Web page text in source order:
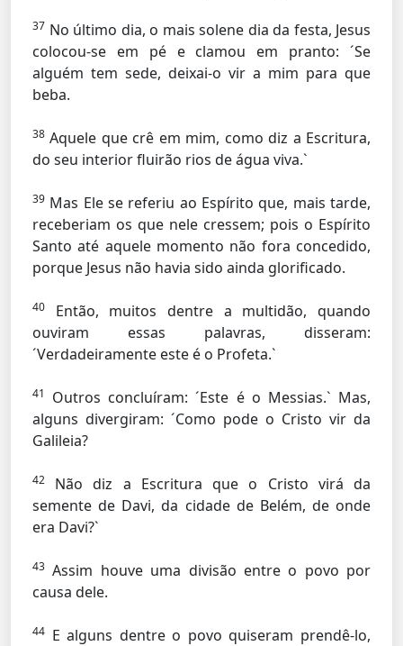
37 No último dia, o mais solene dia da festa, Jesus
colocou-se em pé e clamou em pranto: ´Se
alguém tem sede, deixai-o vir a mim para que
beba.
38 Aquele que crê em mim, como diz a Escritura,
do seu interior fluirão rios de água viva.`
39 Mas Ele se referiu ao Espírito que, mais tarde,
receberiam os que nele cressem; pois o Espírito
Santo até aquele momento não fora concedido,
porque Jesus não havia sido ainda glorificado.
40
Então, muitos dentre a multidão, quando
ouviram essas palavras, disseram:
´Verdadeiramente este é o Profeta.`
41
Outros concluíram: ´Este é o Messias.` Mas,
alguns divergiram: ´Como pode o Cristo vir da
Galileia?
42
Não diz a Escritura que o Cristo virá da
semente de Davi, da cidade de Belém, de onde
era Davi?`
43 Assim houve uma divisão entre o povo por
causa dele.
44 E alguns dentre o povo quiseram prendê-lo,